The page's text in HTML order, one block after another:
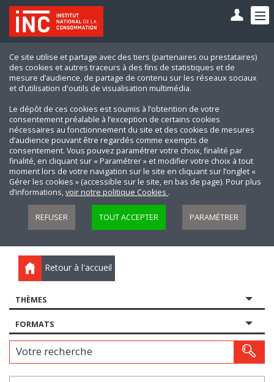
Ce site utilise et partage avec des tiers (partenaires ou prestataires)
des cookies et autres traceurs à des fins de statistiques et de
mesure d’audience, de partage de contenu sur les réseaux sociaux
et d’utilisation d'outils de visualisation multimédia.
Le dépôt de ces cookies est soumis à l’obtention de votre
consentement préalable à l’exception de certains cookies
nécessaires au fonctionnement du site et des cookies de mesures
d’audience pouvant être regardés comme exempts de
consentement. Vous pouvez paramétrer votre choix, finalité par
finalité, en cliquant sur « Paramétrer » et modifier votre choix à tout
moment lors de votre navigation sur le site en cliquant sur l’onglet «
Gérer les cookies » (accessible sur le site, en bas de page). Pour plus
d’informations,voir notre politique Cookies .
REFUSER TOUT ACCEPTER PARAMÉTRER
Retour à l'accueil
THÈMES
FORMATS
Votre recherche